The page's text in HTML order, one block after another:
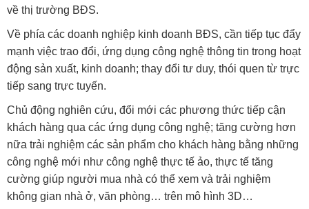
về thị trường BĐS.
Về phía các doanh nghiệp kinh doanh BĐS, cần tiếp tục đẩy
mạnh việc trao đổi, ứng dụng công nghệ thông tin trong hoạt
động sản xuất, kinh doanh; thay đổi tư duy, thói quen từ trực
tiếp sang trực tuyến.
Chủ động nghiên cứu, đổi mới các phương thức tiếp cận
khách hàng qua các ứng dụng công nghệ; tăng cường hơn
nữa trải nghiệm các sản phẩm cho khách hàng bằng những
công nghệ mới như công nghệ thực tế ảo, thực tế tăng
cường giúp người mua nhà có thể xem và trải nghiệm
không gian nhà ở, văn phòng… trên mô hình 3D…